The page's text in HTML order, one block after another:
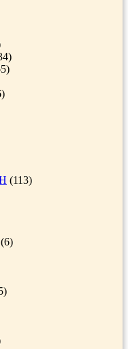
(113)
(6)